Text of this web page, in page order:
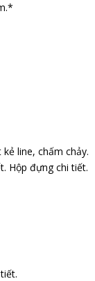
line, chấm chảy.
Hộp đựng chi tiết.